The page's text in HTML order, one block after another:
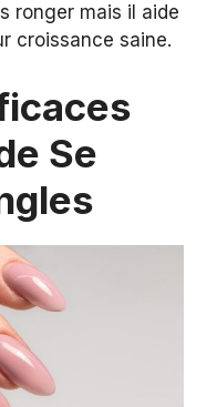
ronger mais il aide
croissance saine.
Se